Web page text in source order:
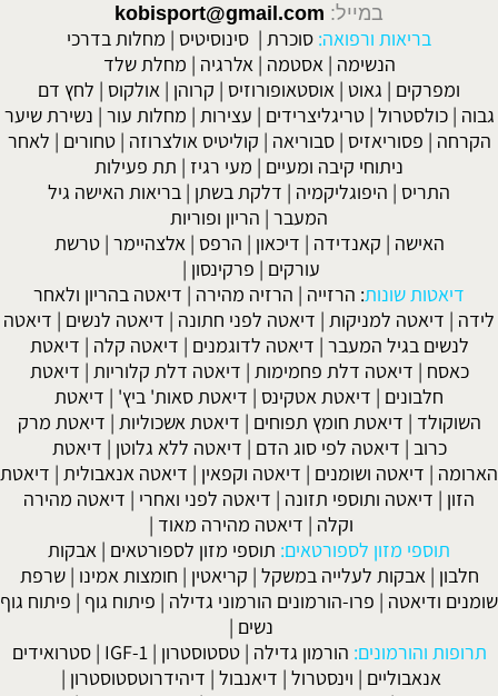
במייל: kobisport@gmail.com
בריאות ורפואה: סוכרת | סינוסיטיס | מחלות בדרכי
הנשימה | אסטמה | אלרגיה | מחלת שלד
ומפרקים | גאוט | אוסטאופורוזיס | קרוהן | אולקוס | לחץ דם
גבוה |כולסטרול |טריגליצרידים | עצירות | מחלות עור | נשירת שיער
הקרחה | פסוריאזיס |סבוריאה | קוליטיס אולצרוזה |טחורים | לאחר
ניתוחי קיבה ומעיים | מעי רגיז | תת פעילות
התריס | היפוגליקמיה | דלקת בשתן | בריאות האישה גיל
המעבר | הריון ופוריות
האישה | קאנדידה | דיכאון | הרפס | אלצהיימר |טרשת
עורקים | פרקינסון |
דיאטות שונות: הרזייה | הרזיה מהירה | דיאטה בהריון ולאחר
לידה | דיאטה למניקות | דיאטה לפני חתונה | דיאטה לנשים | דיאטה
לנשים בגיל המעבר | דיאטה לדוגמנים | דיאטה קלה | דיאטת
כאסח | דיאטה דלת פחמימות | דיאטה דלת קלוריות | דיאטת
חלבונים | דיאטת אטקינס | דיאטת סאות' ביץ' | דיאטת
השוקולד | דיאטת חומץ תפוחים | דיאטת אשכוליות | דיאטת מרק
כרוב | דיאטה לפי סוג הדם | דיאטה ללא גלוטן | דיאטת
הארומה | דיאטה ושומנים | דיאטה וקפאין | דיאטה אנאבולית | דיאטת
הזון | דיאטה ותוספי תזונה | דיאטה לפני ואחרי | דיאטה מהירה
וקלה | דיאטה מהירה מאוד |
תוספי מזון לספורטאים: תוספי מזון לספורטאים | אבקות
חלבון | אבקות לעלייה במשקל | קריאטין | חומצות אמינו |שרפת
שומנים ודיאטה | פרו-הורמונים הורמוני גדילה | פיתוח גוף | פיתוח גוף
נשים |
תרופות והורמונים: הורמון גדילה |טסטוסטרון |
IGF-1
|סטרואידים
אנאבוליים | וינסטרול | דיאנבול | דיהידרוטסטוסטרון |